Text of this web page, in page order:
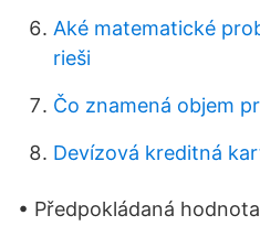
Aké matematické
rieši
Čo znamená objem
Devízová kreditná
• Předpokládaná